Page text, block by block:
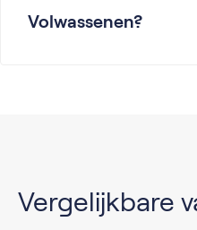
Volwassenen?
Vergelijkbare